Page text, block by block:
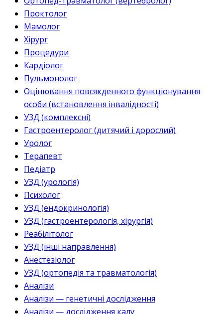
Проктолог
Мамолог
Хірург
Процедури
Кардіолог
Пульмонолог
Оцінювання повсякденного функціонування
особи (встановлення інвалідності)
УЗД (комплексні)
Гастроентеролог (дитячий і дорослий)
Уролог
Терапевт
Педіатр
УЗД (урологія)
Психолог
УЗД (ендокринологія)
УЗД (гастроентерологія, хірургія)
Реабілітолог
УЗД (інші направлення)
Анестезіолог
УЗД (ортопедія та травматологія)
Аналізи
Аналізи — генетичні дослідження
Аналізи — дослідження калу